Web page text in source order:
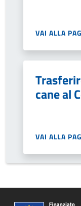
VAI ALLA
cane al
VAI ALLA